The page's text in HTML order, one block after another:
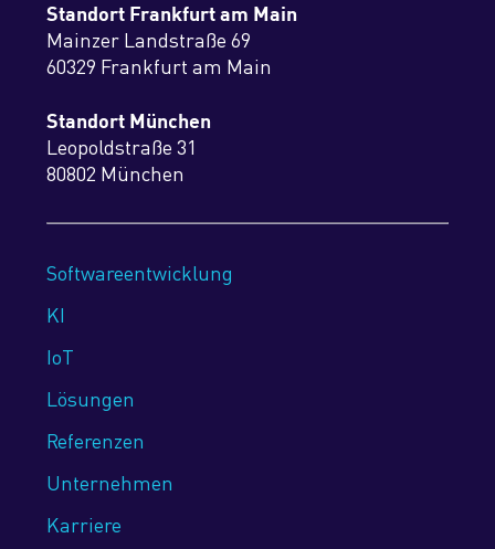
Standort Frankfurt am Main
Mainzer Landstraße 69
60329 Frankfurt am Main
Standort München
Leopoldstraße 31
80802 München
Softwareentwicklung
KI
IoT
Lösungen
Referenzen
Unternehmen
Karriere